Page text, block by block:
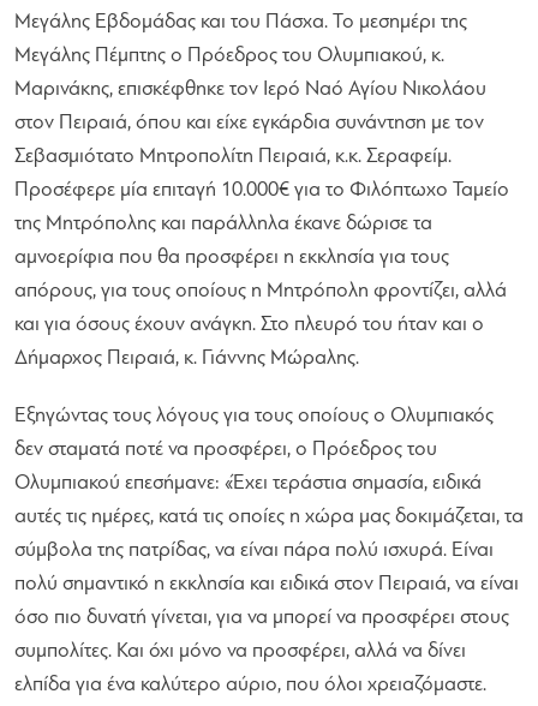
Μεγάλης Εβδομάδας και του Πάσχα. Το μεσημέρι της
Μεγάλης Πέμπτης ο Πρόεδρος του Ολυμπιακού, κ.
Μαρινάκης, επισκέφθηκε τον Ιερό Ναό Αγίου Νικολάου
στον Πειραιά, όπου και είχε εγκάρδια συνάντηση με τον
Σεβασμιότατο Μητροπολίτη Πειραιά, κ.κ. Σεραφείμ.
Προσέφερε μία επιταγή 10.000€ για το Φιλόπτωχο Ταμείο
της Μητρόπολης και παράλληλα έκανε δώρισε τα
αμνοερίφια που θα προσφέρει η εκκλησία για τους
απόρους, για τους οποίους η Μητρόπολη φροντίζει, αλλά
και για όσους έχουν ανάγκη. Στο πλευρό του ήταν και ο
Δήμαρχος Πειραιά, κ. Γιάννης Μώραλης.
Εξηγώντας τους λόγους για τους οποίους ο Ολυμπιακός
δεν σταματά ποτέ να προσφέρει, ο Πρόεδρος του
Ολυμπιακού επεσήμανε: «Έχει τεράστια σημασία, ειδικά
αυτές τις ημέρες, κατά τις οποίες η χώρα μας δοκιμάζεται, τα
σύμβολα της πατρίδας, να είναι πάρα πολύ ισχυρά. Είναι
πολύ σημαντικό η εκκλησία και ειδικά στον Πειραιά, να είναι
όσο πιο δυνατή γίνεται, για να μπορεί να προσφέρει στους
συμπολίτες. Και όχι μόνο να προσφέρει, αλλά να δίνει
ελπίδα για ένα καλύτερο αύριο, που όλοι χρειαζόμαστε.